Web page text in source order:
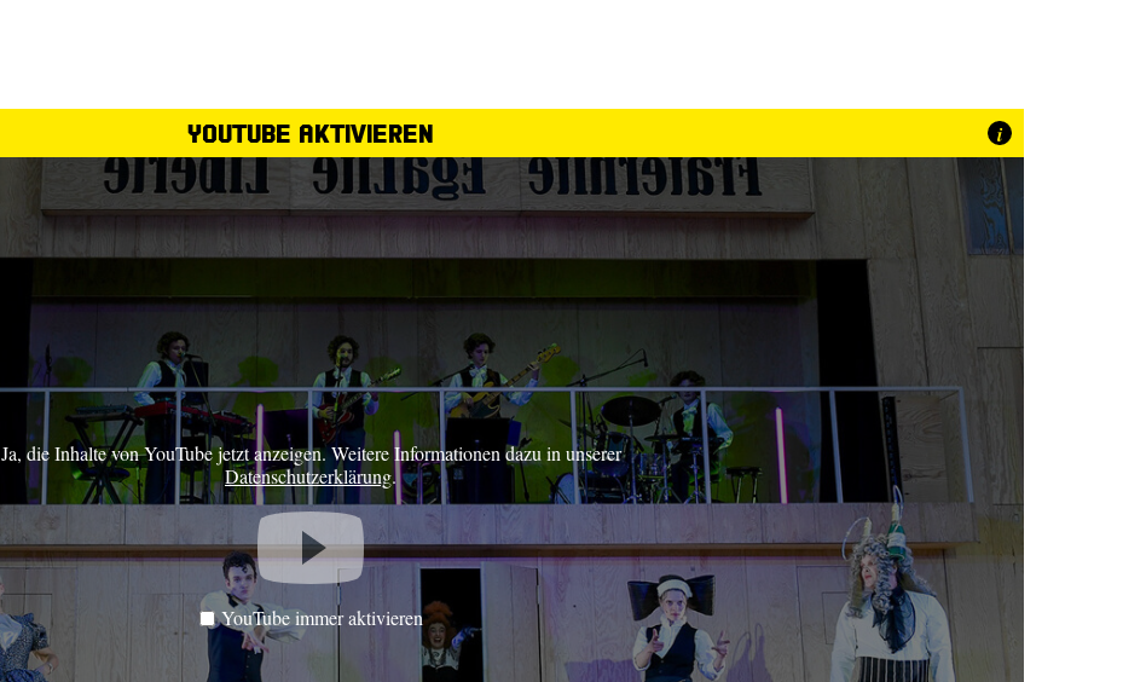
YouTube aktivieren
Ja, die Inhalte von YouTube jetzt anzeigen. Weitere Informationen dazu in unserer
Datenschutzerklärung.
i
YouTube immer aktivieren